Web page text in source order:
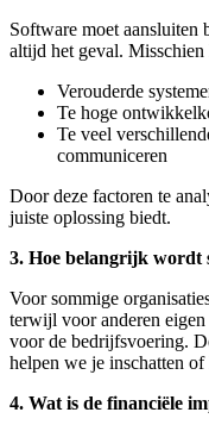
Software moet aansluiten
altijd het geval.
Verouderde
Te hoge
Te veel
communiceren
Door deze factoren te
juiste oplossing biedt.
3. Hoe belangrijk wordt
Voor sommige
terwijl voor anderen
voor de bedrijfsvoering.
helpen we je inschatten
4. Wat is de financiële